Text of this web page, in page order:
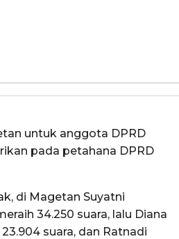
untuk anggota DPRD
pada petahana DPRD
di Magetan Suyatni
34.250 suara, lalu Diana
suara, dan Ratnadi